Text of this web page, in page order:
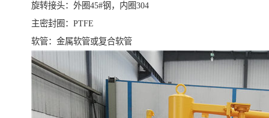
旋转接头：外圈45#钢，内圈304
主密封圈：PTFE
软管：金属软管或复合软管